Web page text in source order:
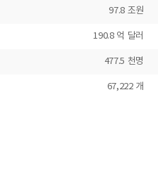
97.8 조원
190.8 억 달러
477.5 천명
67,222 개